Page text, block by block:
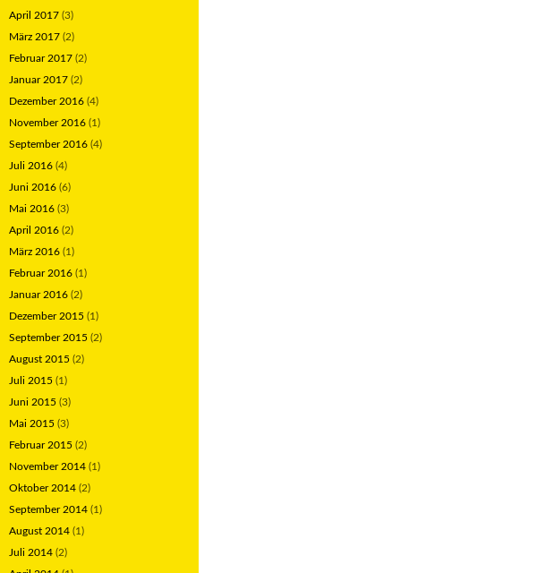
April 2017 (3)
März 2017 (2)
Februar 2017 (2)
Januar 2017 (2)
Dezember 2016 (4)
November 2016 (1)
September 2016 (4)
Juli 2016 (4)
Juni 2016 (6)
Mai 2016 (3)
April 2016 (2)
März 2016 (1)
Februar 2016 (1)
Januar 2016 (2)
Dezember 2015 (1)
September 2015 (2)
August 2015 (2)
Juli 2015 (1)
Juni 2015 (3)
Mai 2015 (3)
Februar 2015 (2)
November 2014 (1)
Oktober 2014 (2)
September 2014 (1)
August 2014 (1)
Juli 2014 (2)